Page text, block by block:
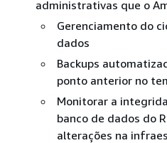
administrativas que o
Gerenciamento do
dados
Backups
ponto anterior no
Monitorar a
banco de dados do
alterações na